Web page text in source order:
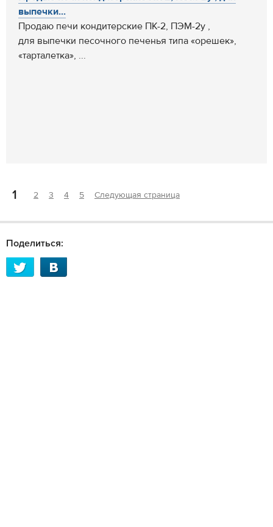
выпечки...
Продаю печи кондитерские ПК-2, ПЭМ-2у ,
для выпечки песочного печенья типа «орешек»,
«тарталетка», ...
1 2 3 4 5 Следующая страница
Поделиться: